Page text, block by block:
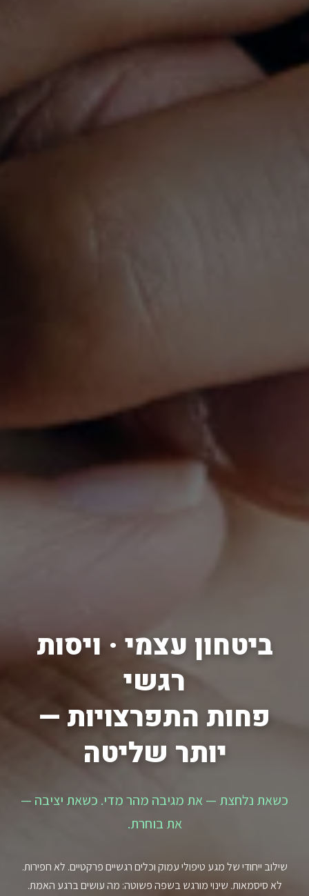
ביטחון עצמי · ויסות
רגשי
פחות התפרצויות —
יותר שליטה
כשאת נלחצת — את מגיבה מהר מדי. כשאת יציבה —
את בוחרת.
שילוב ייחודי של מגע טיפולי עמוק וכלים רגשיים פרקטיים. לא חפירות.
לא סיסמאות. שינוי מורגש בשפה פשוטה: מה עושים ברגע האמת.